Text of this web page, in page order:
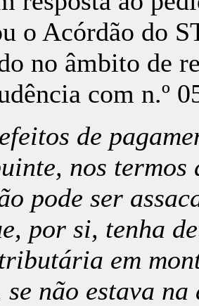
o Acórdão do
no âmbito de
com n.º
de
nos termos
pode ser
por si, tenha
em
se não estava